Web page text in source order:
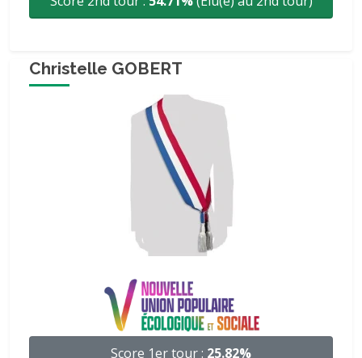
Christelle GOBERT
Score 1er tour : 25.82%